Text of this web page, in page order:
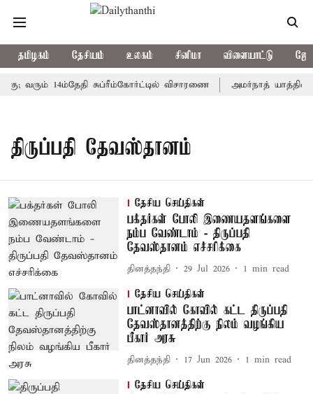
தமிழகம் தேசியம் உலகம் சினிமா விளையாட்டு
வரும் 14ம்தேதி சுப்ரீம்கோர்ட்டில் விசாரணை அமர்நாத் யாத்திரை
திருப்பதி தேவஸ்தானம்
தேசிய செய்திகள்
பக்தர்கள் போலி இணையதளங்களை
நம்ப வேண்டாம் - திருப்பதி
தேவஸ்தானம் எச்சரிக்கை
தினத்தந்தி 29 Jul 2026 1 min read
தேசிய செய்திகள்
பாட்னாவில் கோவில் கட்ட திருப்பதி
தேவஸ்தானத்திற்கு நிலம் வழங்கிய
பீகார் அரசு
தினத்தந்தி 17 Jun 2026 1 min read
தேசிய செய்திகள்